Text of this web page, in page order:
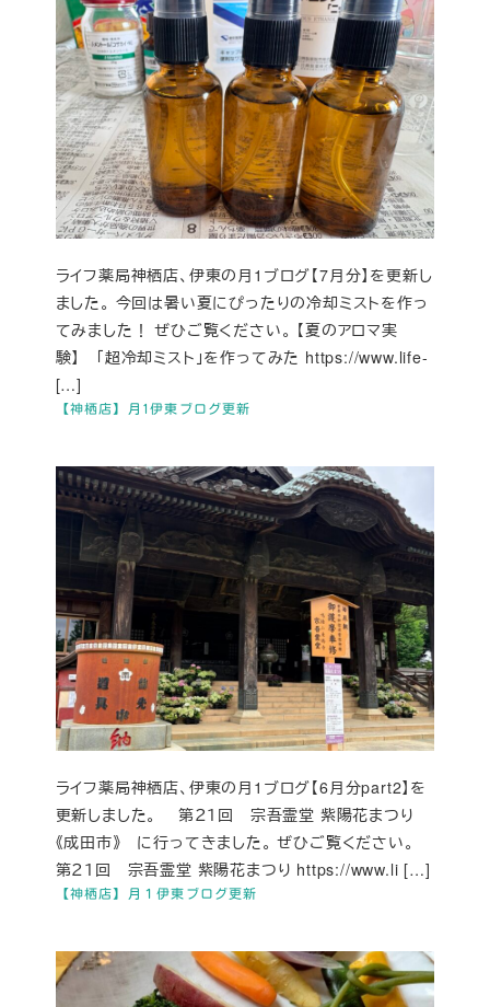
【神栖店】月1伊東ブログ更新
ライフ薬局神栖店、伊東の月1ブログ【7月分】を更新し
ました。 今回は暑い夏にぴったりの冷却ミストを作っ
てみました！ ぜひご覧ください。 【夏のアロマ実
験】 「超冷却ミスト」を作ってみた https://www.life-
[…]
【神栖店】月１伊東ブログ更新
ライフ薬局神栖店、伊東の月1ブログ【6月分part2】を
更新しました。 第２１回 宗吾霊堂 紫陽花まつり
《成田市》 に行ってきました。 ぜひご覧ください。
第２１回 宗吾霊堂 紫陽花まつり https://www.li […]